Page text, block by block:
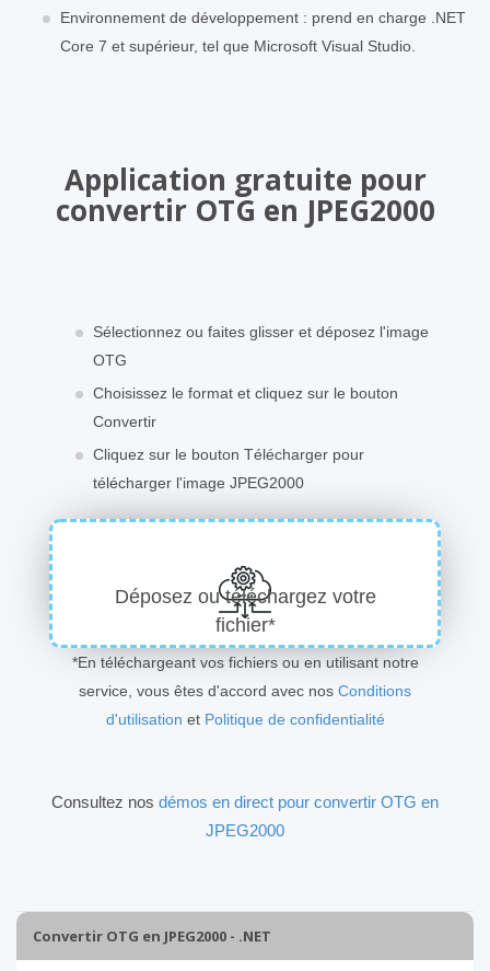
Environnement de développement : prend en charge .NET
Core 7 et supérieur, tel que Microsoft Visual Studio.
Application gratuite pour
convertir OTG en JPEG2000
Sélectionnez ou faites glisser et déposez l'image
OTG
Choisissez le format et cliquez sur le bouton
Convertir
Cliquez sur le bouton Télécharger pour
télécharger l'image JPEG2000
Déposez ou téléchargez votre
fichier*
*En téléchargeant vos fichiers ou en utilisant notre
service, vous êtes d'accord avec nos Conditions
d'utilisation et Politique de confidentialité
Consultez nos démos en direct pour convertir OTG en
JPEG2000
Convertir OTG en JPEG2000 - .NET